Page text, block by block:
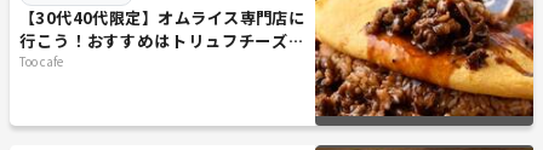
【30代40代限定】オムライス専門店に
行こう！おすすめはトリュフチーズソ
ースのオムライスです🐽🐽
Too cafe